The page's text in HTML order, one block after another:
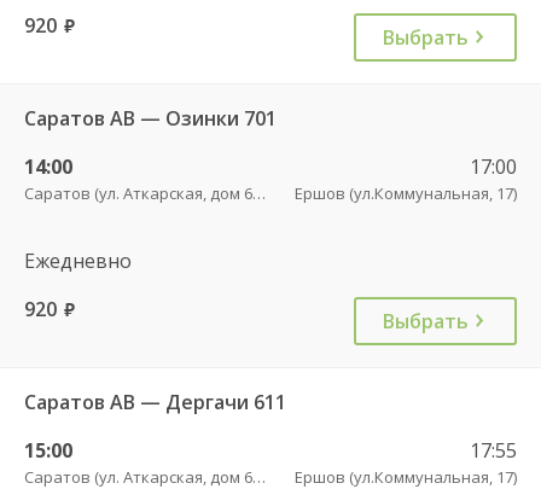
920 руб. Выбрать
Саратов АВ — Озинки 701
14:00
Саратов (ул. Аткарская, дом 66 А)
17:00
Ершов (ул.Коммунальная, 17)
Ежедневно
920 руб. Выбрать
Саратов АВ — Дергачи 611
15:00
Саратов (ул. Аткарская, дом 66 А)
17:55
Ершов (ул.Коммунальная, 17)